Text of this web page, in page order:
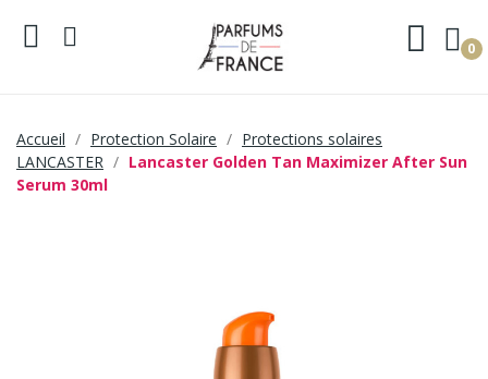
0
Accueil Protection Solaire
Protections solaires
LANCASTER
Lancaster Golden Tan Maximizer After Sun
Serum 30ml